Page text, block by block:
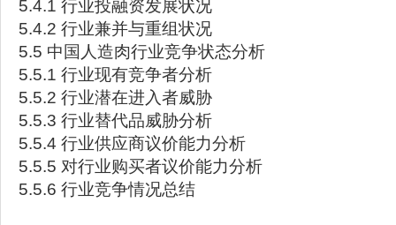
5.4.1 行业投融资发展状况
5.4.2 行业兼并与重组状况
5.5 中国人造肉行业竞争状态分析
5.5.1 行业现有竞争者分析
5.5.2 行业潜在进入者威胁
5.5.3 行业替代品威胁分析
5.5.4 行业供应商议价能力分析
5.5.5 对行业购买者议价能力分析
5.5.6 行业竞争情况总结